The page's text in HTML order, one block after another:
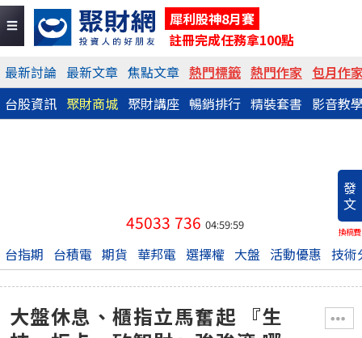
犀利股神8月賽
註冊完成任務拿100點
最新討論 最新文章 焦點文章 熱門標籤 熱門作家 包月作
台股資訊 聚財商城 聚財講座 暢銷排行 精裝套書 影音教
發
文
換稿費
45033 736 04:59:59
台指期 台積電 期貨 華邦電 選擇權 大盤 活動優惠 技術
大盤休息、櫃指立馬奮起 『生